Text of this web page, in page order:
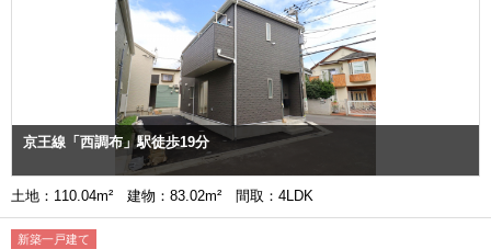
京王線「西調布」駅徒歩19分
土地：110.04m² 建物：83.02m² 間取：4LDK
新築一戸建て